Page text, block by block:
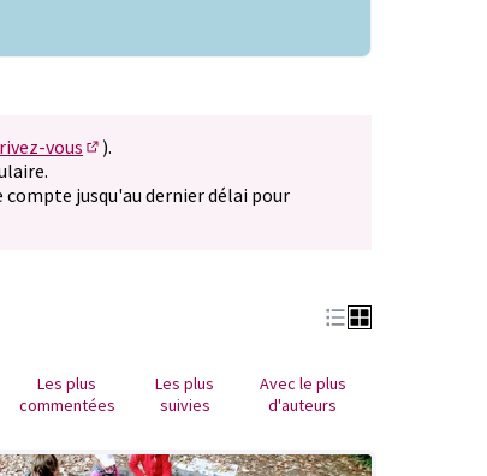
vous
(S'ouvre dans un nouvel onglet)
).
jusqu'au dernier délai pour
Les plus
commentées
Les plus
suivies
Avec le plus
d'auteurs